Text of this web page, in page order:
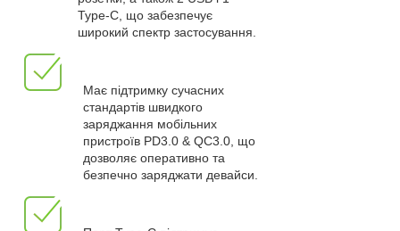
Type-C, що забезпечує
широкий спектр застосування.
Має підтримку сучасних
стандартів швидкого
заряджання мобільних
пристроїв PD3.0 & QC3.0, що
дозволяє оперативно та
безпечно заряджати девайси.